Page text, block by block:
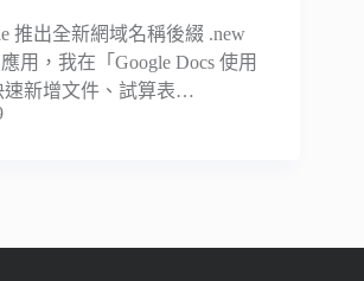
推出全新網域名稱後綴 .new
用，我在「Google Docs 使用
速新增文件、試算表…